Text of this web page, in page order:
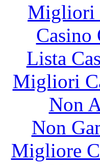
Migliori
Lista
Migliori
Non
Non
Migliore